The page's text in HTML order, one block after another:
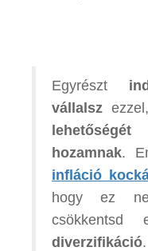
Egyrészt
vállalsz
hozamnak.
infláció
hogy ez
diverzifikáció.